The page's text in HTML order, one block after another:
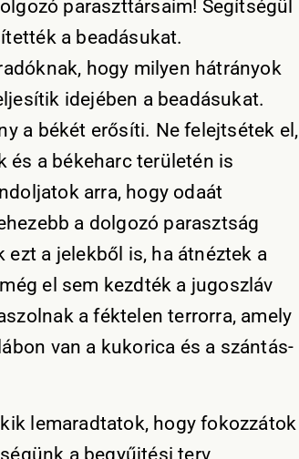
paraszttársaim! Segítségül
a beadásukat.
hogy milyen hátrányok
idejében a beadásukat.
a békét erősíti. Ne felejtsétek el,
és a békeharc területén is
arra, hogy odaát
a dolgozó parasztság
a jelekből is, ha átnéztek a
el sem kezdték a jugoszláv
a féktelen terrorra, amely
van a kukorica és a szántás-
lemaradtatok, hogy fokozzátok
a begyűjtési terv